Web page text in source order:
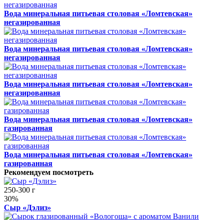
Вода минеральная питьевая столовая «Ломтевская»
негазированная
Вода минеральная питьевая столовая «Ломтевская»
негазированная
Вода минеральная питьевая столовая «Ломтевская»
негазированная
Вода минеральная питьевая столовая «Ломтевская»
газированная
Вода минеральная питьевая столовая «Ломтевская»
газированная
Рекомендуем посмотреть
250-300 г
30%
Сыр «Дэлиз»